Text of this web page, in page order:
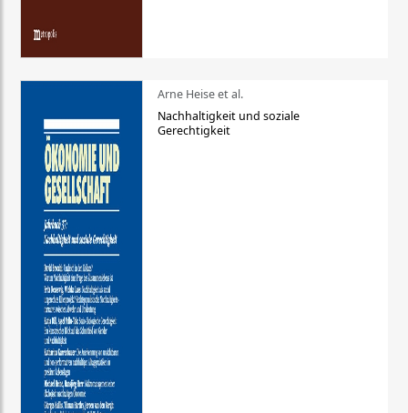
Arne Heise et al.
Nachhaltigkeit und soziale
Gerechtigkeit